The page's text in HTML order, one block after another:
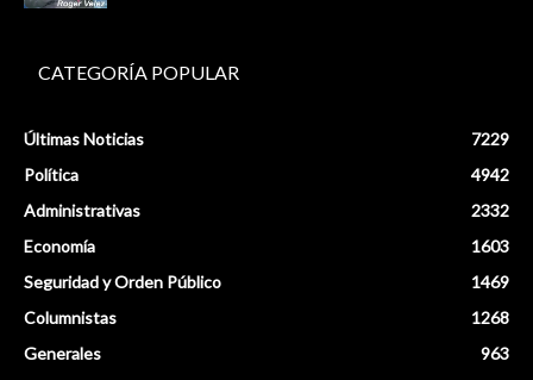
CATEGORÍA POPULAR
Últimas Noticias
7229
Política
4942
Administrativas
2332
Economía
1603
Seguridad y Orden Público
1469
Columnistas
1268
Generales
963